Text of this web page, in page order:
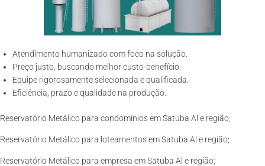
Atendimento humanizado com foco na solução.
Preço justo, buscando melhor custo-benefício.
Equipe rigorosamente selecionada e qualificada.
Eficiência, prazo e qualidade na produção.
Reservatório Metálico para condomínios em Satuba Al e região;
Reservatório Metálico para loteamentos em Satuba Al e região;
Reservatório Metálico para empresa em Satuba Al e região;